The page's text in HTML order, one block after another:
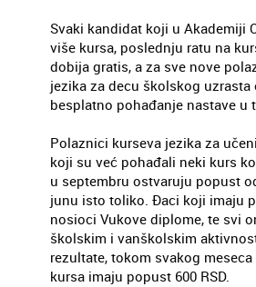
Svaki kandidat koji u Akademiji
više kursa, poslednju ratu na
dobija gratis, a za sve nove
jezika za decu školskog uzrasta
besplatno pohađanje nastave u
Polaznici kurseva jezika za
koji su već pohađali neki kurs
u septembru ostvaruju popust
junu isto toliko. Đaci koji imaju
nosioci Vukove diplome, te svi
školskim i vanškolskim
rezultate, tokom svakog
kursa imaju popust 600 RSD.